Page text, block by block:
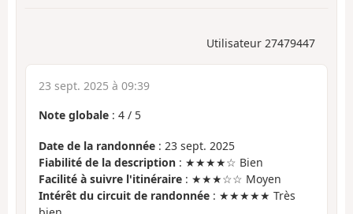
Utilisateur 27479447
23 sept. 2025 à 09:39
Note globale : 4 / 5
Date de la randonnée : 23 sept. 2025
Fiabilité de la description : ★★★★☆ Bien
Facilité à suivre l'itinéraire : ★★★☆☆ Moyen
Intérêt du circuit de randonnée : ★★★★★ Très